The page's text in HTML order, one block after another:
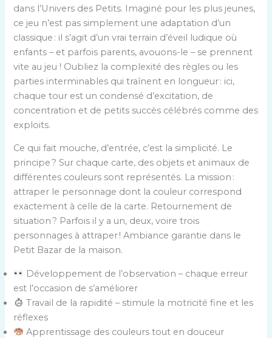
dans l’Univers des Petits. Imaginé pour les plus jeunes,
ce jeu n’est pas simplement une adaptation d’un
classique : il s’agit d’un vrai terrain d’éveil ludique où
enfants – et parfois parents, avouons-le – se prennent
vite au jeu ! Oubliez la complexité des règles ou les
parties interminables qui traînent en longueur : ici,
chaque tour est un condensé d’excitation, de
concentration et de petits succès célébrés comme des
exploits.
Ce qui fait mouche, d’entrée, c’est la simplicité. Le
principe ? Sur chaque carte, des objets et animaux de
différentes couleurs sont représentés. La mission :
attraper le personnage dont la couleur correspond
exactement à celle de la carte. Retournement de
situation ? Parfois il y a un, deux, voire trois
personnages à attraper ! Ambiance garantie dans le
Petit Bazar de la maison.
Développement de l’observation – chaque erreur
est l’occasion de s’améliorer
Travail de la rapidité – stimule la motricité fine et les
réflexes
Apprentissage des couleurs tout en douceur